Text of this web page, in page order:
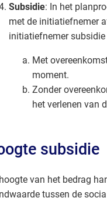
Subsidie: In het
met de initiatiefnemer
initiatiefnemer
Met
moment.
Zonder
het verlenen van
subsidie
van het bedrag
tussen de